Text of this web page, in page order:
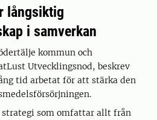
långsiktig
i samverkan
kommun och
Utvecklingsnod, beskrev
tid arbetat för att stärka den
strategi som omfattar allt från